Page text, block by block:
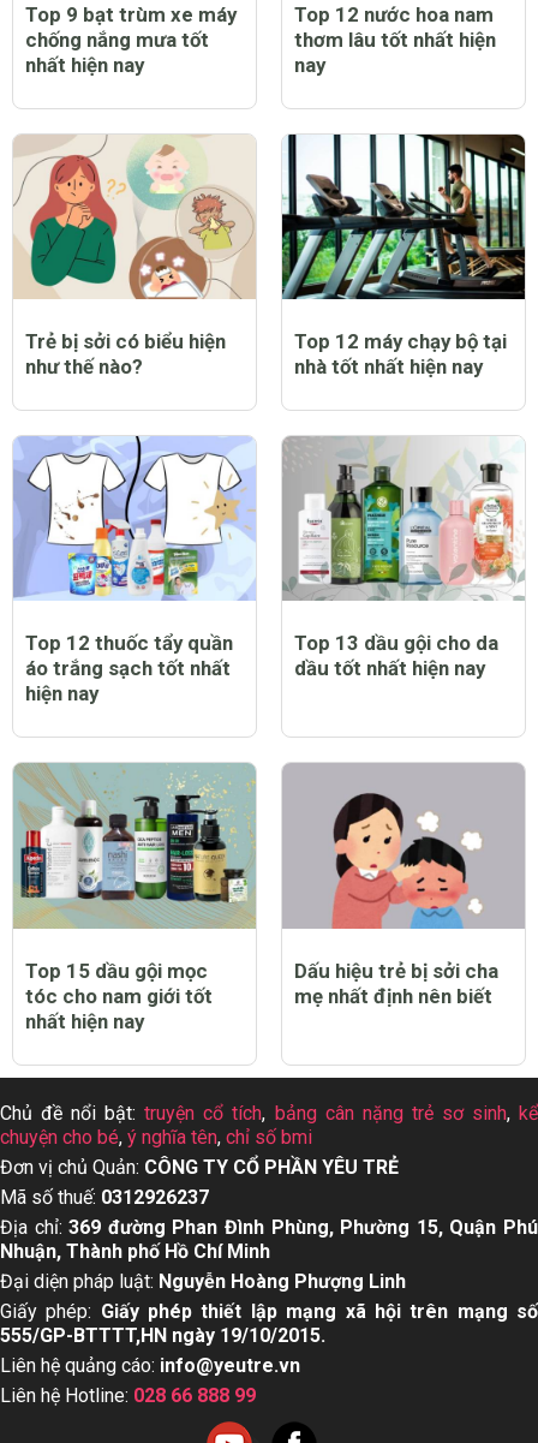
Top 9 bạt trùm xe máy
chống nắng mưa tốt
nhất hiện nay
Top 12 nước hoa nam
thơm lâu tốt nhất hiện
nay
Trẻ bị sởi có biểu hiện
như thế nào?
Top 12 máy chạy bộ tại
nhà tốt nhất hiện nay
Top 12 thuốc tẩy quần
áo trắng sạch tốt nhất
hiện nay
Top 13 dầu gội cho da
dầu tốt nhất hiện nay
Top 15 dầu gội mọc
tóc cho nam giới tốt
nhất hiện nay
Dấu hiệu trẻ bị sởi cha
mẹ nhất định nên biết
Chủ đề nổi bật:truyện cổ tích, bảng cân nặng trẻ sơ sinh,kể
chuyện cho bé, ý nghĩa tên, chỉ số bmi
Đơn vị chủ Quản: CÔNG TY CỔ PHẦN YÊU TRẺ
Mã số thuế: 0312926237
Địa chỉ:369 đường Phan Đình Phùng, Phường 15, Quận Phú
Nhuận, Thành phố Hồ Chí Minh
Đại diện pháp luật: Nguyễn Hoàng Phượng Linh
Giấy phép: Giấy phép thiết lập mạng xã hội trên mạng số
555/GP-BTTTT,HN ngày 19/10/2015.
Liên hệ quảng cáo: info@yeutre.vn
Liên hệ Hotline: 028 66 888 99